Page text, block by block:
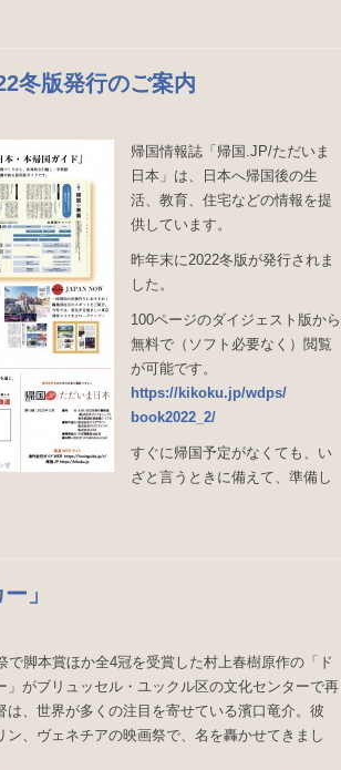
冬版発行のご案内
帰国情報誌「帰国 .JP/ただいま
日本」は、日本へ帰国後の生
活、教育、 住宅などの情報を提
供しています。
昨年末に2022冬版が発行されま
した。
100ページのダイジェスト版から
無料で（ソフト必要なく）閲覧
が可能です。
https://kikoku.jp/wdps/
book2022_2/
すぐに帰国予定がなくても、い
ざと言うときに備えて、準備し
」
で脚本賞ほか全4冠を受賞した村上春樹原作の「ド
」がブリュッセル・ユックル区の文化センターで再
は、世界が多くの注目を寄せている濱口竜介。彼
ン、ヴェネチアの映画祭で、名を轟かせてきまし